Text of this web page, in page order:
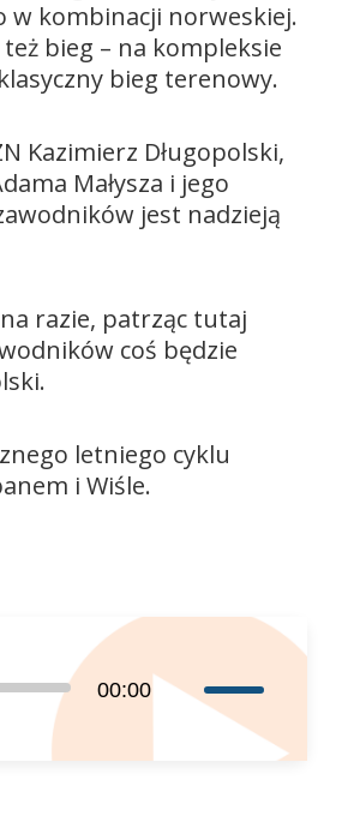
w kombinacji norweskiej.
bieg – na kompleksie
bieg terenowy.
Kazimierz Długopolski,
Małysza i jego
jest nadzieją
razie, patrząc tutaj
coś będzie
letniego cyklu
i Wiśle.
00:00
strzałek